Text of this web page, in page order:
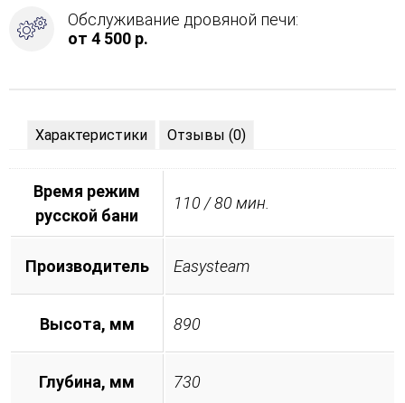
Обслуживание дровяной печи:
от 4 500 р.
Характеристики Отзывы (0)
Время режим
русской бани
110 / 80 мин.
Производитель Easysteam
Высота, мм 890
Глубина, мм 730